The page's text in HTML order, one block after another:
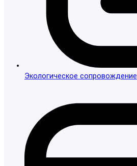
Экологическое сопровождение